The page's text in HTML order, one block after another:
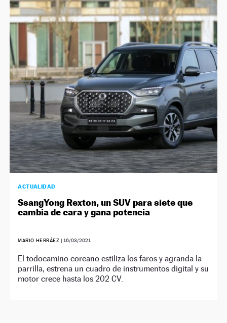
ACTUALIDAD
SsangYong Rexton, un SUV para siete que
cambia de cara y gana potencia
MARIO HERRÁEZ | 16/03/2021
El todocamino coreano estiliza los faros y agranda la
parrilla, estrena un cuadro de instrumentos digital y su
motor crece hasta los 202 CV.